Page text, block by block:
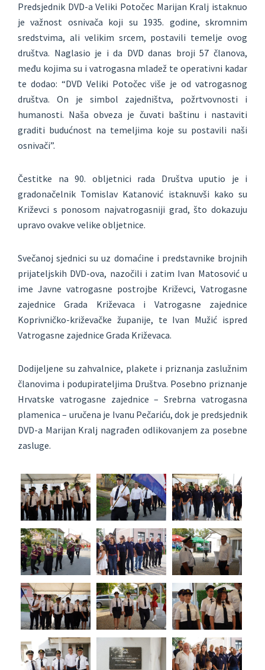
Predsjednik DVD-a Veliki Potočec Marijan Kralj istaknuo
je važnost osnivača koji su 1935. godine, skromnim
sredstvima, ali velikim srcem, postavili temelje ovog
društva. Naglasio je i da DVD danas broji 57 članova,
među kojima su i vatrogasna mladež te operativni kadar
te dodao: “DVD Veliki Potočec više je od vatrogasnog
društva. On je simbol zajedništva, požrtvovnosti i
humanosti. Naša obveza je čuvati baštinu i nastaviti
graditi budućnost na temeljima koje su postavili naši
osnivači”.
Čestitke na 90. obljetnici rada Društva uputio je i
gradonačelnik Tomislav Katanović istaknuvši kako su
Križevci s ponosom najvatrogasniji grad, što dokazuju
upravo ovakve velike obljetnice.
Svečanoj sjednici su uz domaćine i predstavnike brojnih
prijateljskih DVD-ova, nazočili i zatim Ivan Matosović u
ime Javne vatrogasne postrojbe Križevci, Vatrogasne
zajednice Grada Križevaca i Vatrogasne zajednice
Koprivničko-križevačke županije, te Ivan Mužić ispred
Vatrogasne zajednice Grada Križevaca.
Dodijeljene su zahvalnice, plakete i priznanja zaslužnim
članovima i podupirateljima Društva. Posebno priznanje
Hrvatske vatrogasne zajednice – Srebrna vatrogasna
plamenica – uručena je Ivanu Pečariću, dok je predsjednik
DVD-a Marijan Kralj nagrađen odlikovanjem za posebne
zasluge.